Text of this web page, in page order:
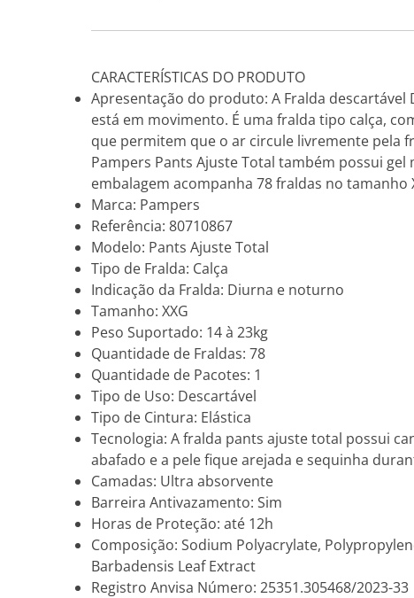
CARACTERÍSTICAS DO PRODUTO
Apresentação do produto: A Fralda
está em movimento. É uma fralda tipo calça,
que permitem que o ar circule livremente pela
Pampers Pants Ajuste Total também possui
embalagem acompanha 78 fraldas no tamanho
Marca: Pampers
Referência: 80710867
Modelo: Pants Ajuste Total
Tipo de Fralda: Calça
Indicação da Fralda: Diurna e noturno
Tamanho: XXG
Peso Suportado: 14 à 23kg
Quantidade de Fraldas: 78
Quantidade de Pacotes: 1
Tipo de Uso: Descartável
Tipo de Cintura: Elástica
Tecnologia: A fralda pants ajuste total possui
abafado e a pele fique arejada e sequinha
Camadas: Ultra absorvente
Barreira Antivazamento: Sim
Horas de Proteção: até 12h
Composição: Sodium Polyacrylate,
Barbadensis Leaf Extract
Registro Anvisa Número: 25351.305468/2023-33